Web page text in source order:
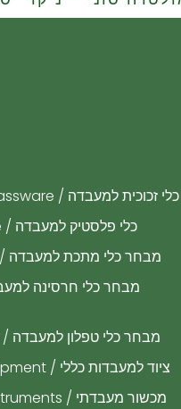
כלי זכוכית למעבדה / Laboratory Glassware
כלי פלסטיק למעבדה / Laboratory plasticware
מבחר כלי מתכת למעבדה / Laboratory metalware
מבחר כלי טפלון למעבדה / Laboratory Teflonware
ציוד למעבדות כללי / General Labratory equipment
מכשור מעבדתי / Laboratory Instruments